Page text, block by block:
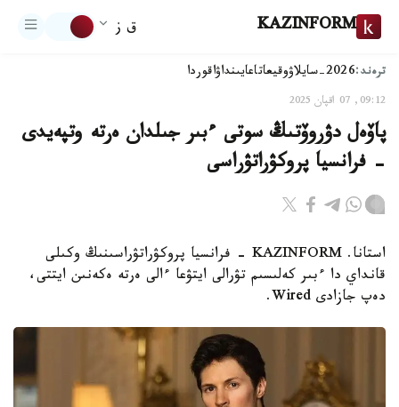
KAZINFORM ق ز
ترەند:2026-سايلاۋ وقيعاتاعايىنداۋاقوردا
09:12, 07 اقپان 2025
پاۆەل دۋروۆتىڭ سوتى ءبىر جىلدان ەرتە وتپەيدى
- فرانسيا پروكۋراتۋراسى
استانا. KAZINFORM - فرانسيا پروكۋراتۋراسىنىڭ وكىلى
قانداي دا ءبىر كەلىسىم تۋرالى ايتۋعا ءالى ەرتە ەكەنىن ايتتى،
دەپ جازادى Wired.